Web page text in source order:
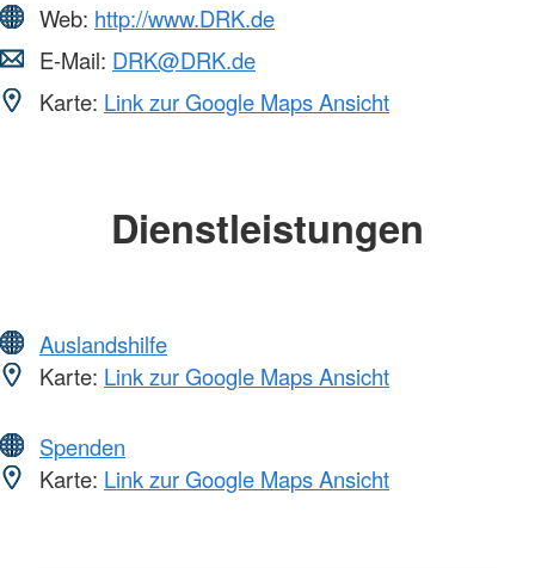
Web: http://www.DRK.de
E-Mail: DRK@DRK.de
Karte: Link zur Google Maps Ansicht
Dienstleistungen
Auslandshilfe
Karte: Link zur Google Maps Ansicht
Spenden
Karte: Link zur Google Maps Ansicht